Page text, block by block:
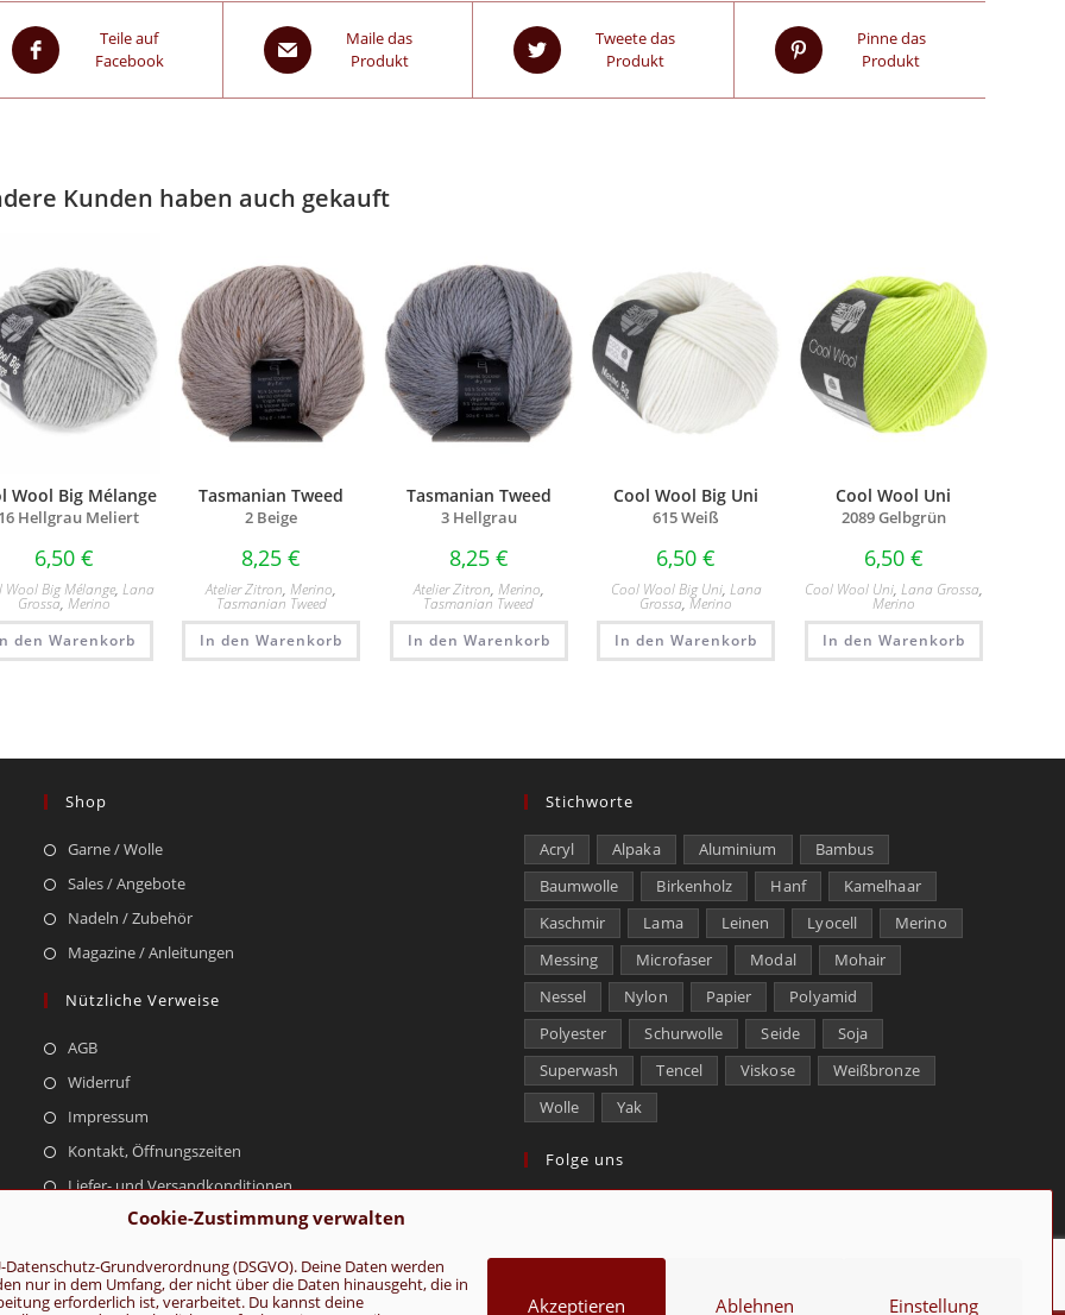
Cookie-Zustimmung verwalten
Grundverordnung (DSGVO). Deine Daten werden
nur in dem Umfang, der nicht über die Daten hinausgeht, die in
erforderlich ist, verarbeitet. Du kannst deine
Akzeptieren Ablehnen Einstellung
Teile auf
Facebook
Maile das
Produkt
Tweete das
Produkt
Pinne das
Produkt
Kunden haben auch gekauft
Wool Big Mélange
Hellgrau Meliert
6,50 €
Wool Big Mélange, Lana
Grossa, Merino
den Warenkorb
Tasmanian Tweed
2 Beige
8,25€
Atelier Zitron,Merino,
Tasmanian Tweed
In den Warenkorb
Tasmanian Tweed
3 Hellgrau
8,25 €
Atelier Zitron, Merino,
Tasmanian Tweed
In den Warenkorb
Cool Wool Big Uni
615 Weiß
6,50€
Cool Wool Big Uni, Lana
Grossa,Merino
In den Warenkorb
Cool Wool Uni
2089 Gelbgrün
6,50 €
Cool Wool Uni, Lana Grossa,
Merino
In den Warenkorb
Shop
Garne / Wolle
Sales / Angebote
Nadeln / Zubehör
Magazine / Anleitungen
Nützliche Verweise
AGB
Widerruf
Impressum
Kontakt, Öffnungszeiten
Liefer- und Versandkonditionen
Stichworte
Acryl Alpaka Aluminium
Bambus
Baumwolle
Birkenholz Hanf
Kamelhaar
Kaschmir
Lama Leinen Lyocell
Merino
Messing
Microfaser Modal
Mohair
Nessel
Nylon Papier
Polyamid
Polyester
Schurwolle Seide
Soja
Superwash
Tencel Viskose
Weißbronze
Wolle
Yak
Folge uns
AGB Kontakt Über uns Datenschutz Impressum Cookie-Richtlinie (EU)